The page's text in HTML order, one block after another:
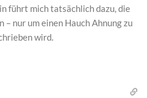
führt mich tatsächlich dazu, die
– nur um einen Hauch Ahnung zu
wird.